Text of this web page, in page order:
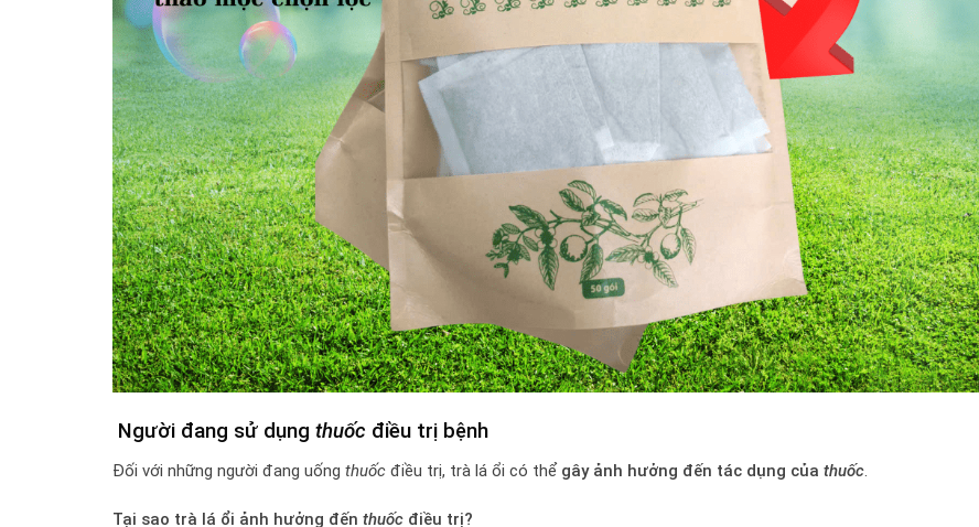
Người đang sử dụng thuốc điều trị bệnh
Đối với những người đang uống thuốc điều trị, trà lá ổi có thể gây ảnh hưởng đến tác dụng của thuốc.
Tại sao trà lá ổi ảnh hưởng đến thuốc điều trị?